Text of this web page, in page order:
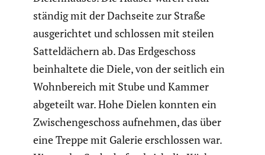
ständig mit der Dachseite zur Straße
ausge­richtet und schlossen mit steilen
Sattel­dä­chern ab. Das Erdge­schoss
beinhal­tete die Diele, von der seitlich ein
Wohnbe­reich mit Stube und Kammer
abgeteilt war. Hohe Dielen konnten ein
Zwischen­ge­schoss aufnehmen, das über
eine Treppe mit Galerie erschlossen war.